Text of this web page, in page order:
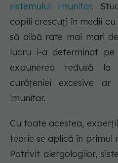
sistemului imunitar.
copiii crescuți în medii
să aibă rate mai mari
lucru i-a determinat
expunerea redusă
curățeniei excesive
imunitar.
Cu toate acestea,
teorie se aplică în primul
Potrivit alergologilor,